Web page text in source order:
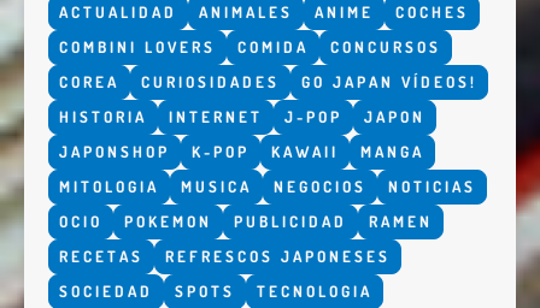
ACTUALIDAD ANIMALES ANIME
COCHES
COMBINI LOVERS
COMIDA
CONCURSOS
COREA
CURIOSIDADES
GO JAPAN VÍDEOS!
HISTORIA
INTERNET J-POP
JAPON
JAPONSHOP
K-POP KAWAII
MANGA
MITOLOGIA
MUSICA NEGOCIOS
NOTICIAS
OCIO
POKEMON PUBLICIDAD
RAMEN
RECETAS
REFRESCOS JAPONESES
SOCIEDAD
SPOTS TECNOLOGIA